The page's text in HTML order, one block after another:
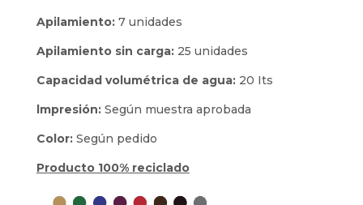
Apilamiento:7 unidades
Apilamiento sin carga:25 unidades
Capacidad volumétrica de agua:20 Its
lmpresión:Según muestra aprobada
Color:Según pedido
Producto 100% reciclado